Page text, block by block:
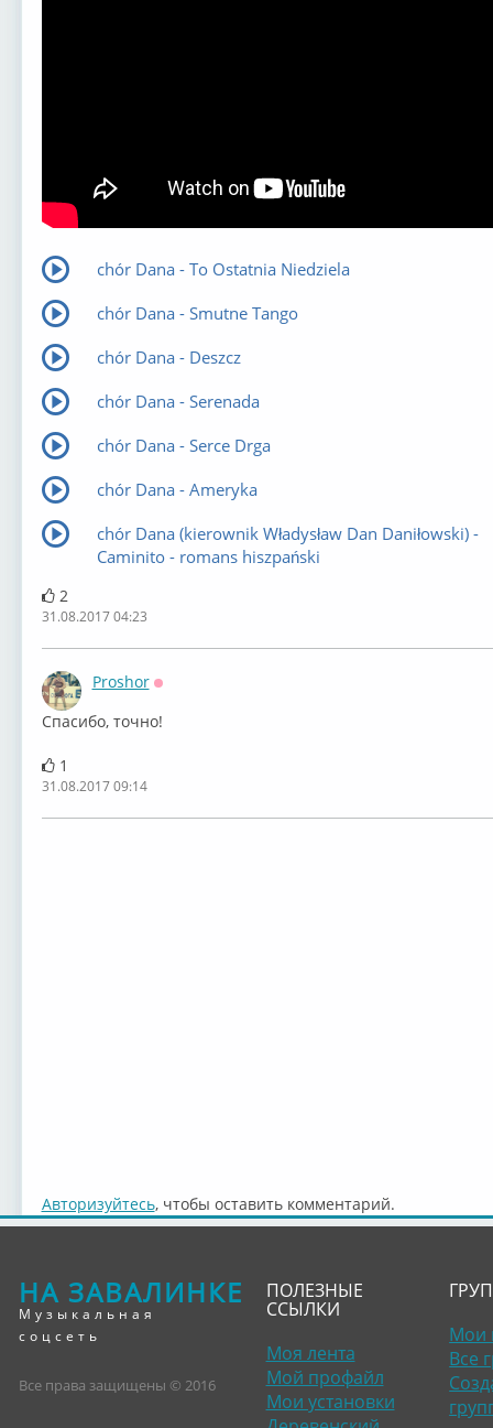
⁣chór Dana - To Ostatnia Niedziela
⁣chór Dana - Smutne Tango
⁣chór Dana - Deszcz
⁣chór Dana - Serenada
⁣chór Dana - Serce Drga
⁣chór Dana - Ameryka
chór Dana (kierownik Władysław Dan Daniłowski) -
Caminito - romans hiszpański
2
31.08.2017 04:23
Proshor
Спасибо, точно!
1
31.08.2017 09:14
Авторизуйтесь, чтобы оставить комментарий.
НА ЗАВАЛИНКЕ
Музыкальная
соцсеть
Все права защищены © 2016
ПОЛЕЗНЫЕ
ССЫЛКИ
Моя лента
Мой профайл
Мои установки
Мои
Все